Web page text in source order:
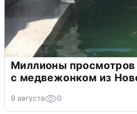
Миллионы просмотров
с медвежонком из
9 августа 0